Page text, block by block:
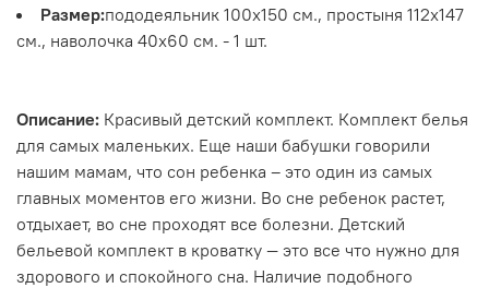
Размер:пододеяльник 100х150 см., простыня 112х147
см., наволочка 40х60 см. - 1 шт.
Описание: Красивый детский комплект. Комплект белья
для самых маленьких. Еще наши бабушки говорили
нашим мамам, что сон ребенка – это один из самых
главных моментов его жизни. Во сне ребенок растет,
отдыхает, во сне проходят все болезни. Детский
бельевой комплект в кроватку — это все что нужно для
здорового и спокойного сна. Наличие подобного